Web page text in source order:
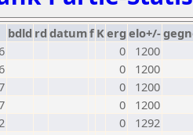
bdld rd datumf Kerg elo+/-
0
1200
0
1200
0
1200
0
1200
0
1292